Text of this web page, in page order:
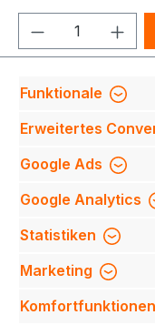
Produkt
Produktnummer:
Beschreibung
Shirt mit
Hauptmaterial an
Hochwertig…Mehr
Bewertungen
Funktionale
Erweitertes
Google Ads
Google Analytics
Statistiken
Marketing
Komfortfunktionen